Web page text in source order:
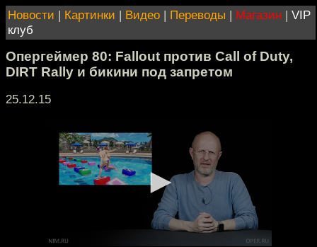
Новости | Картинки | Видео | Переводы | Магазин | VIP
клуб
Опергеймер 80: Fallout против Call of Duty,
DIRT Rally и бикини под запретом
25.12.15